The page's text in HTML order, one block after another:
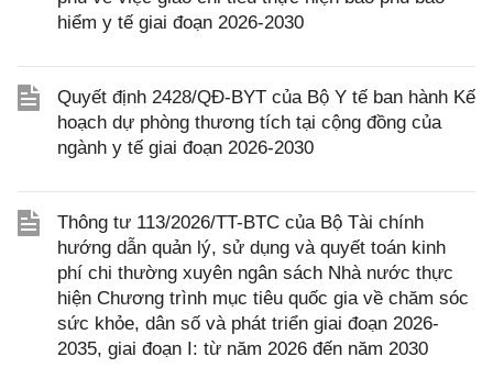
hiểm y tế giai đoạn 2026-2030
Quyết định 2428/QĐ-BYT của Bộ Y tế ban hành Kế
hoạch dự phòng thương tích tại cộng đồng của
ngành y tế giai đoạn 2026-2030
Thông tư 113/2026/TT-BTC của Bộ Tài chính
hướng dẫn quản lý, sử dụng và quyết toán kinh
phí chi thường xuyên ngân sách Nhà nước thực
hiện Chương trình mục tiêu quốc gia về chăm sóc
sức khỏe, dân số và phát triển giai đoạn 2026-
2035, giai đoạn I: từ năm 2026 đến năm 2030